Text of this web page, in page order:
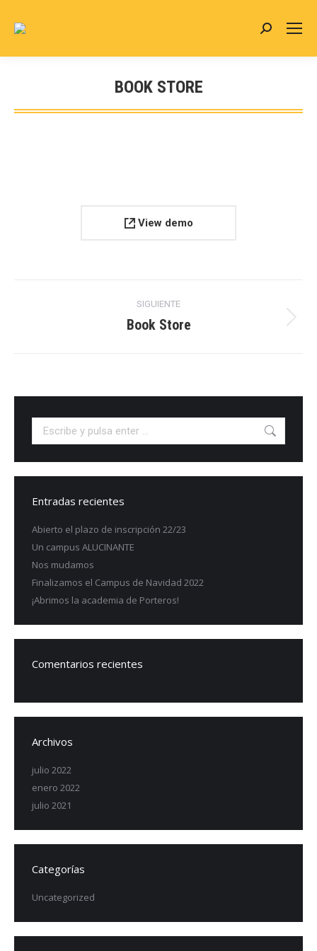
Buscar:
BOOK STORE
Estás aquí:
View demo
SIGUIENTE
Proyecto
Book Store
Buscar:
Entradas recientes
Abierto el plazo de inscripción 22/23
Un campus ALUCINANTE
Nos mudamos
Finalizamos el Campus de Navidad 2022
¡Abrimos la academia de Porteros!
Comentarios recientes
Archivos
julio 2022
enero 2022
julio 2021
Categorías
Uncategorized